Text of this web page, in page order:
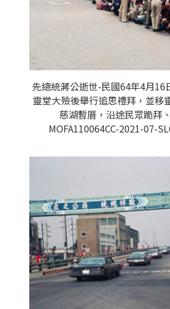
先總統蔣公逝世-民國64年4月16
靈堂大殮後舉行追思禮拜，並移
慈湖暫厝，沿途民眾跪拜
MOFA110064CC-2021-07-